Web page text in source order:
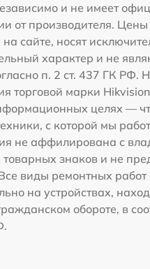
и не имеет
от производителя.
сайте, носят
характер и не
п. 2 ст. 437 ГК РФ.
торговой марки
целях —
с которой мы
не аффилирована с
знаков и не
виды ремонтных
на устройствах,
обороте, в